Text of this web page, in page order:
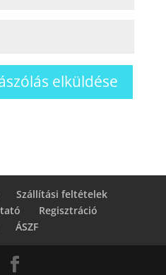
Szállítási feltételek
Regisztráció
ÁSZF